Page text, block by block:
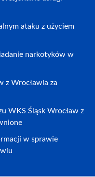
ataku z użyciem
narkotyków w
z Wrocławia za
WKS Śląsk Wrocław z
w sprawie